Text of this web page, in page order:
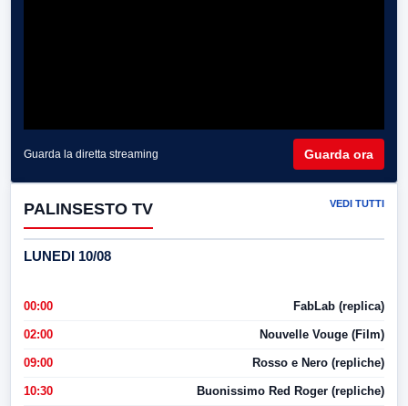
Guarda la diretta streaming Guarda ora
PALINSESTO TV VEDI TUTTI
LUNEDI 10/08
00:00 FabLab (replica)
02:00 Nouvelle Vouge (Film)
09:00 Rosso e Nero (repliche)
10:30 Buonissimo Red Roger (repliche)